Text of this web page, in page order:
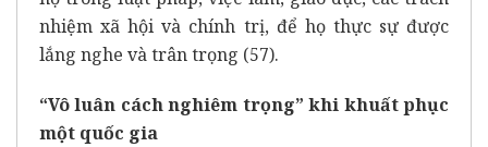
nhiệm xã hội và chính trị, để họ thực sự được
lắng nghe và trân trọng (57).
“Vô luân cách nghiêm trọng” khi khuất phục
một quốc gia